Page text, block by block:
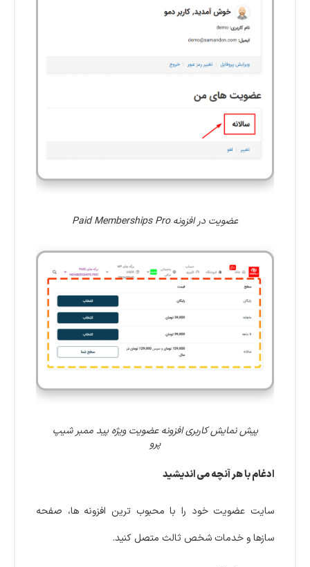
عضویت در افزونه Paid Memberships Pro
پیش نمایش کاربری افزونه عضویت ویژه پید ممبر شیپ
پرو
ادغام با هر آنچه می اندیشید
سایت عضویت خود را با محبوب ترین افزونه ها، صفحه
سازها و خدمات شخص ثالث متصل کنید.